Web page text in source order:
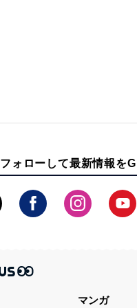
フォローして最新情報を
マンガ